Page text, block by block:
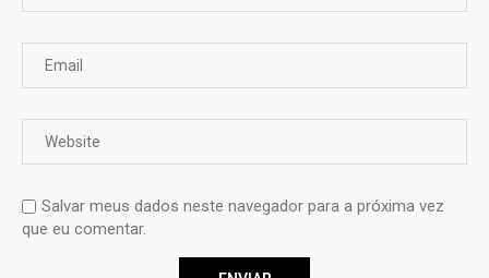
Salvar meus dados neste navegador para a próxima vez
que eu comentar.